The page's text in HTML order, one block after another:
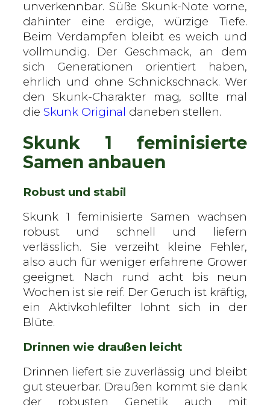
unverkennbar. Süße Skunk-Note vorne,
dahinter eine erdige, würzige Tiefe.
Beim Verdampfen bleibt es weich und
vollmundig. Der Geschmack, an dem
sich Generationen orientiert haben,
ehrlich und ohne Schnickschnack. Wer
den Skunk-Charakter mag, sollte mal
die Skunk Original daneben stellen.
Skunk 1 feminisierte
Samen anbauen
Robust und stabil
Skunk 1 feminisierte Samen wachsen
robust und schnell und liefern
verlässlich. Sie verzeiht kleine Fehler,
also auch für weniger erfahrene Grower
geeignet. Nach rund acht bis neun
Wochen ist sie reif. Der Geruch ist kräftig,
ein Aktivkohlefilter lohnt sich in der
Blüte.
Drinnen wie draußen leicht
Drinnen liefert sie zuverlässig und bleibt
gut steuerbar. Draußen kommt sie dank
der robusten Genetik auch mit